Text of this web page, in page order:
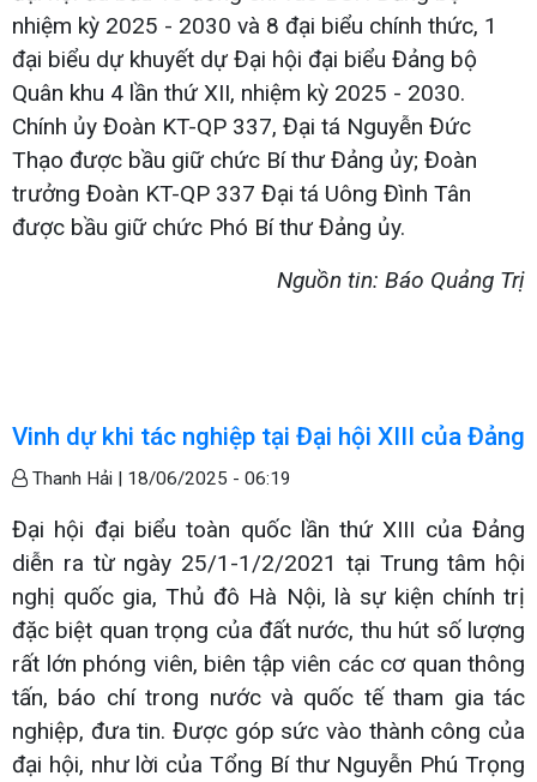
nhiệm kỳ 2025 - 2030 và 8 đại biểu chính thức, 1
đại biểu dự khuyết dự Đại hội đại biểu Đảng bộ
Quân khu 4 lần thứ XII, nhiệm kỳ 2025 - 2030.
Chính ủy Đoàn KT-QP 337, Đại tá Nguyễn Đức
Thạo được bầu giữ chức Bí thư Đảng ủy; Đoàn
trưởng Đoàn KT-QP 337 Đại tá Uông Đình Tân
được bầu giữ chức Phó Bí thư Đảng ủy.
Nguồn tin: Báo Quảng Trị
Vinh dự khi tác nghiệp tại Đại hội XIII của Đảng
Thanh Hải | 18/06/2025 - 06:19
Đại hội đại biểu toàn quốc lần thứ XIII của Đảng
diễn ra từ ngày 25/1-1/2/2021 tại Trung tâm hội
nghị quốc gia, Thủ đô Hà Nội, là sự kiện chính trị
đặc biệt quan trọng của đất nước, thu hút số lượng
rất lớn phóng viên, biên tập viên các cơ quan thông
tấn, báo chí trong nước và quốc tế tham gia tác
nghiệp, đưa tin. Được góp sức vào thành công của
đại hội, như lời của Tổng Bí thư Nguyễn Phú Trọng